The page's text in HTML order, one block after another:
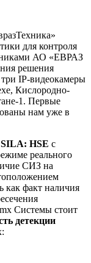
для контроля
АО «ЕВРАЗ
решения
IP-видеокамеры
Кислородно-
1. Первые
нам уже в
HSE с
реального
СИЗ на
как факт наличия
Системы стоит
детекции